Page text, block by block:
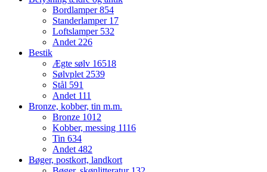
Bordlamper854
Standerlamper 17
Loftslamper 532
Andet226
Bestik
Ægte sølv 16518
Sølvplet2539
Stål 591
Andet 111
Bronze, kobber, tin m.m.
Bronze 1012
Kobber, messing 1116
Tin 634
Andet482
Bøger, postkort, landkort